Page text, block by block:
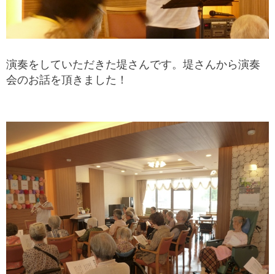
演奏をしていただきた堤さんです。堤さんから演奏
会のお話を頂きました！